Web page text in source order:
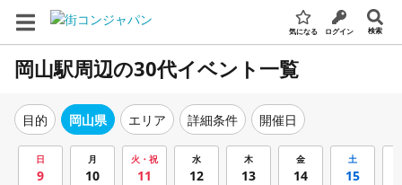
気になる ログイン 検索
岡山駅周辺の30代イベント一覧
目的 岡山県 エリア 詳細条件 開催日
日
9
月
10
火・祝
11
水
12
木
13
金
14
土
15